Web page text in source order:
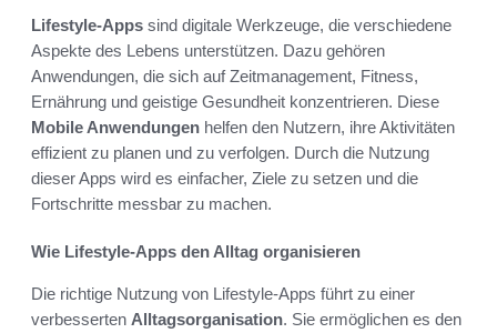
Lifestyle-Apps sind digitale Werkzeuge, die verschiedene
Aspekte des Lebens unterstützen. Dazu gehören
Anwendungen, die sich auf Zeitmanagement, Fitness,
Ernährung und geistige Gesundheit konzentrieren. Diese
Mobile Anwendungen helfen den Nutzern, ihre Aktivitäten
effizient zu planen und zu verfolgen. Durch die Nutzung
dieser Apps wird es einfacher, Ziele zu setzen und die
Fortschritte messbar zu machen.
Wie Lifestyle-Apps den Alltag organisieren
Die richtige Nutzung von Lifestyle-Apps führt zu einer
verbesserten Alltagsorganisation. Sie ermöglichen es den